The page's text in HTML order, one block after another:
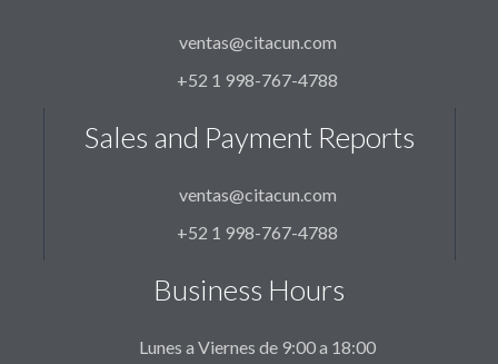
ventas@citacun.com
+52 1 998-767-4788
Sales and Payment Reports
ventas@citacun.com
+52 1 998-767-4788
Business Hours
Lunes a Viernes de 9:00 a 18:00